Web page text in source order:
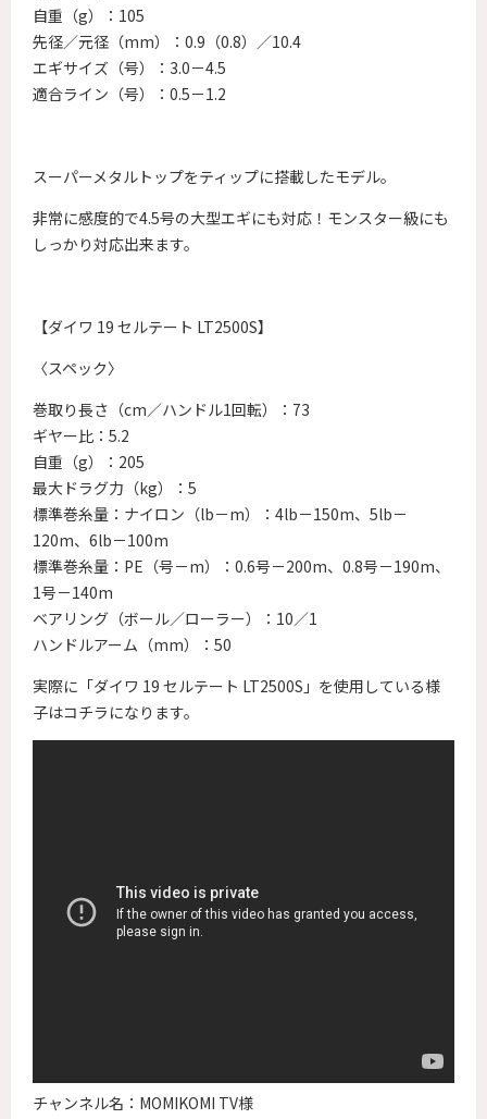
自重（g）：105
先径／元径（mm）：0.9（0.8）／10.4
エギサイズ（号）：3.0－4.5
適合ライン（号）：0.5－1.2
スーパーメタルトップをティップに搭載したモデル。
非常に感度的で4.5号の大型エギにも対応！モンスター級にも
しっかり対応出来ます。
【ダイワ 19 セルテート LT2500S】
〈スペック〉
巻取り長さ（cm／ハンドル1回転）：73
ギヤー比：5.2
自重（g）：205
最大ドラグ力（kg）：5
標準巻糸量：ナイロン（lb－m）：4lb－150m、5lb－
120m、6lb－100m
標準巻糸量：PE（号－m）：0.6号－200m、0.8号－190m、
1号－140m
ベアリング（ボール／ローラー）：10／1
ハンドルアーム（mm）：50
実際に「ダイワ 19 セルテート LT2500S」を使用している様
子はコチラになります。
チャンネル名：MOMIKOMI TV様